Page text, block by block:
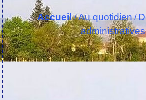
Accueil/Au quotidien/
administratives